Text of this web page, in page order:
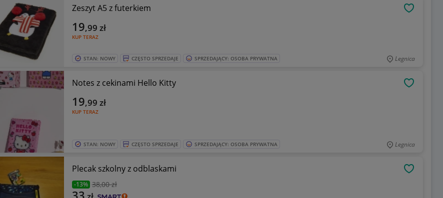
Zeszyt A5 z futerkiem
KUP TERAZ
19,99 zł
STAN: NOWY CZĘSTO SPRZEDAJE SPRZEDAJĄCY: OSOBA PRYWATNA Legnica
Notes z cekinami Hello Kitty
KUP TERAZ
19,99 zł
STAN: NOWY CZĘSTO SPRZEDAJE SPRZEDAJĄCY: OSOBA PRYWATNA Legnica
Plecak szkolny z odblaskami
-13% 38,00 zł